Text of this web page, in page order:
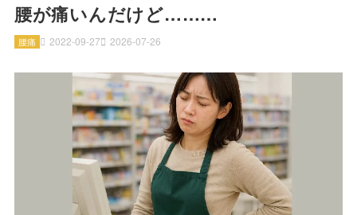
腰が痛いんだけど………
2022-09-27 2026-07-26
腰痛